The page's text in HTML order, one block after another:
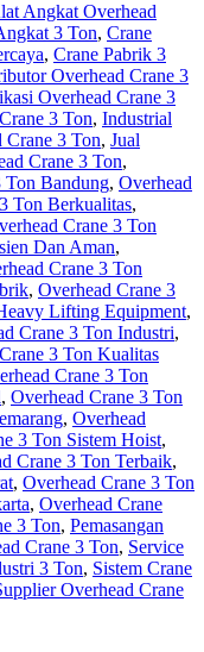
Angkat Overhead
3 Ton, Crane
, Crane Pabrik 3
Overhead Crane 3
Overhead Crane 3
3 Ton, Industrial
Crane 3 Ton, Jual
Crane 3 Ton,
Ton Bandung, Overhead
Ton Berkualitas,
Crane 3 Ton
Dan Aman,
Crane 3 Ton
, Overhead Crane 3
Lifting Equipment,
Crane 3 Ton Industri,
3 Ton Kualitas
Crane 3 Ton
, Overhead Crane 3 Ton
, Overhead
3 Ton Sistem Hoist,
Crane 3 Ton Terbaik,
, Overhead Crane 3 Ton
, Overhead Crane
3 Ton, Pemasangan
Crane 3 Ton, Service
3 Ton, Sistem Crane
Overhead Crane